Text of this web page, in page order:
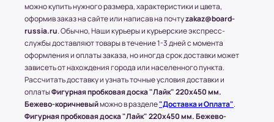
Транспортные Компании (ТК). Доставка в
соседние регионы и города России.
Доставка в другие области и города
осуществляется через любые ТК (Транспортные
компании), которые будут удобны клиенту.
С соседними регионами (кроме Москвы и МО) и
другими городами России компания Board-
Russia.ru работает по 100% предоплате.
можно купить нужного размера, характеристики и цвета,
оформив заказ на сайте или написав на почтуzakaz@board-
russia.ru. Обычно, Наши курьеры и курьерские экспресс-
службы доставляют товары в течение 1-3 дней с момента
оформления и оплаты заказа, но иногда срок доставки может
зависеть от нахождения города или населенного пункта.
Рассчитать доставку и узнать точные условия доставки и
оплатыФигурная пробковая доска "Лайк" 220x450 мм.
Бежево-коричневыйможно в разделе"Доставка и Оплата".
Фигурная пробковая доска "Лайк" 220x450 мм. Бежево-